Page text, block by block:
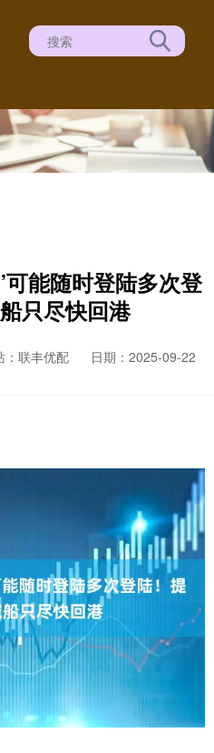
能随时登陆多次登
只尽快回港
：联丰优配
日期：2025-09-22